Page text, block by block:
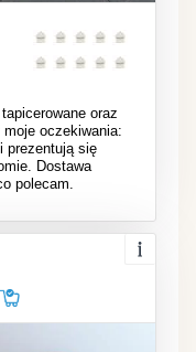
oraz
moje oczekiwania:
prezentują się
Dostawa
polecam.